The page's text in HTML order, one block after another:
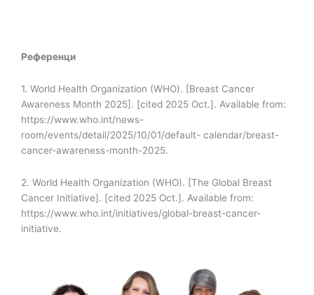
Референци
1. World Health Organization (WHO). [Breast Cancer
Awareness Month 2025]. [cited 2025 Oct.]. Available from:
https://www.who.int/news-
room/events/detail/2025/10/01/default- calendar/breast-
cancer-awareness-month-2025.
2. World Health Organization (WHO). [The Global Breast
Cancer Initiative]. [cited 2025 Oct.]. Available from:
https://www.who.int/initiatives/global-breast-cancer-
initiative.